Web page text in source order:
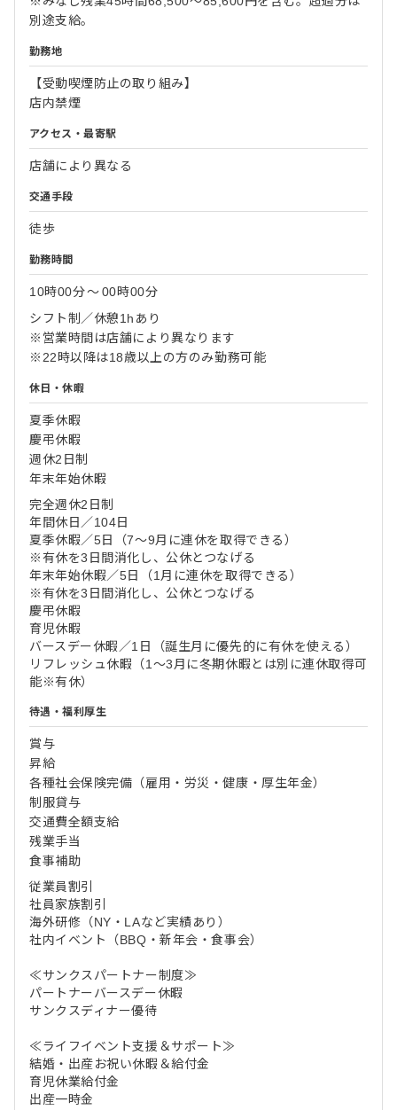
別途支給。
勤務地
【受動喫煙防止の取り組み】
店内禁煙
アクセス・最寄駅
店舗により異なる
交通手段
徒歩
勤務時間
10時00分〜00時00分
シフト制／休憩1hあり
※営業時間は店舗により異なります
※22時以降は18歳以上の方のみ勤務可能
休日・休暇
夏季休暇
慶弔休暇
週休2日制
年末年始休暇
完全週休2日制
年間休日／104日
夏季休暇／5日（7～9月に連休を取得できる）
※有休を3日間消化し、公休とつなげる
年末年始休暇／5日（1月に連休を取得できる）
※有休を3日間消化し、公休とつなげる
慶弔休暇
育児休暇
バースデー休暇／1日（誕生月に優先的に有休を使える）
リフレッシュ休暇（1～3月に冬期休暇とは別に連休取得可
能※有休）
待遇・福利厚生
賞与
昇給
各種社会保険完備（雇用・労災・健康・厚生年金）
制服貸与
交通費全額支給
残業手当
食事補助
従業員割引
社員家族割引
海外研修（NY・LAなど実績あり）
社内イベント（BBQ・新年会・食事会）
≪サンクスパートナー制度≫
パートナーバースデー休暇
サンクスディナー優待
≪ライフイベント支援＆サポート≫
結婚・出産お祝い休暇＆給付金
育児休業給付金
出産一時金